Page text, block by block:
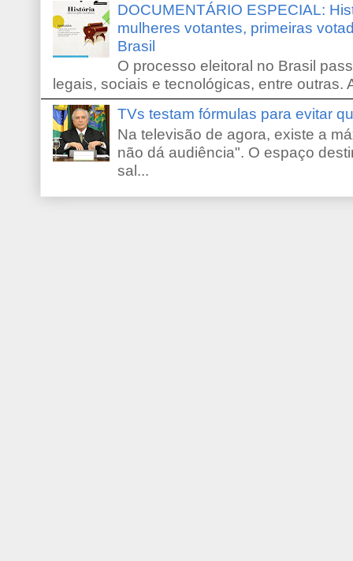
DOCUMENTÁRIO ESPECIAL:
mulheres votantes, primeiras
Brasil
O processo eleitoral no Brasil
legais, sociais e tecnológicas, entre outras.
TVs testam fórmulas para evitar
Na televisão de agora, existe a
não dá audiência". O espaço
sal...